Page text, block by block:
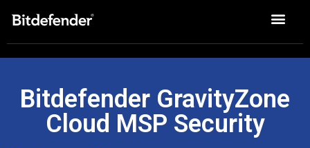
Bitdefender GravityZone
Cloud MSP Security